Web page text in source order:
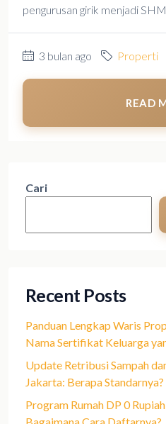
pengurusan girik menjadi
3 bulan ago Properti
READ
Cari
Recent Posts
Panduan Lengkap Waris
Nama Sertifikat Keluarga
Update Retribusi Sampah
Jakarta: Berapa Standarnya?
Program Rumah DP 0